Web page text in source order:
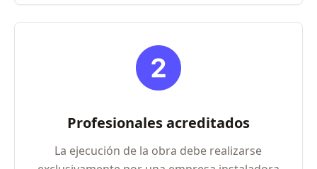
Profesionales acreditados
La ejecución de la obra debe realizarse